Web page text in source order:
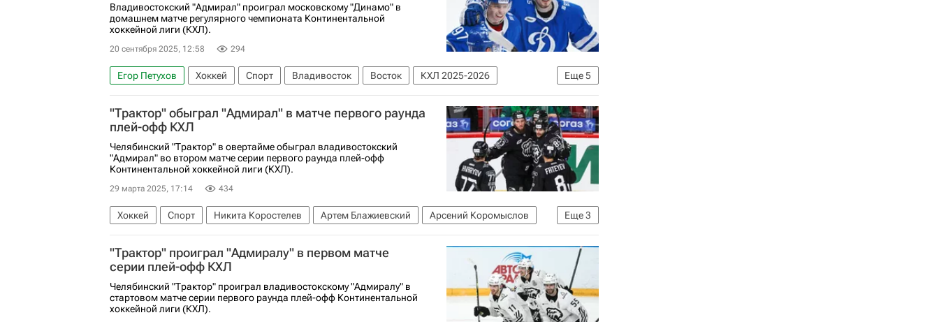
Владивостокский "Адмирал" проиграл московскому "Динамо" в
домашнем матче регулярного чемпионата Континентальной
хоккейной лиги (КХЛ).
20 сентября 2025, 12:58 294
Еще5
Егор Петухов Хоккей Спорт Владивосток Восток
КХЛ 2025-2026
Адмирал
Аркадий Шестаков ХК Динамо (Москва) ЦСКА Макс Комтуа
"Трактор" обыграл "Адмирал" в матче первого раунда
плей-офф КХЛ
Челябинский "Трактор" в овертайме обыграл владивостокский
"Адмирал" во втором матче серии первого раунда плей-офф
Континентальной хоккейной лиги (КХЛ).
29 марта 2025, 17:14 434
Еще3
Хоккей Спорт Никита Коростелев Артем Блажиевский
Арсений Коромыслов
Трактор
Адмирал КХЛ 2025-2026
"Трактор" проиграл "Адмиралу" в первом матче
серии плей-офф КХЛ
Челябинский "Трактор" проиграл владивостокскому "Адмиралу" в
стартовом матче серии первого раунда плей-офф Континентальной
хоккейной лиги (КХЛ).